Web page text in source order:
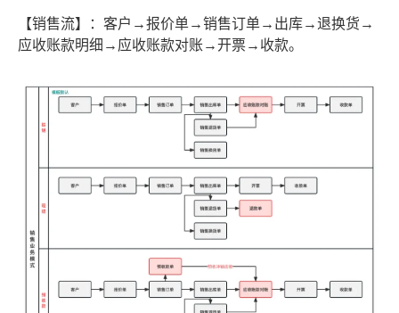
【销售流】：客户→报价单→销售订单→出库→退换货→
应收账款明细→应收账款对账→开票→收款。